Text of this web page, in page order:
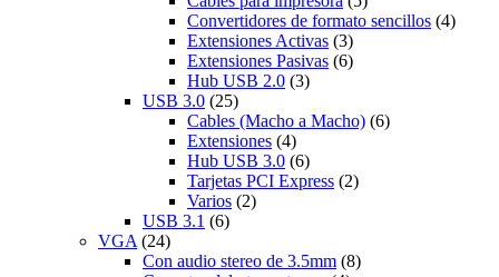
Convertidores de formato sencillos (4)
Extensiones Activas (3)
Extensiones Pasivas (6)
Hub USB 2.0 (3)
USB 3.0 (25)
Cables (Macho a Macho) (6)
Extensiones (4)
Hub USB 3.0 (6)
Tarjetas PCI Express (2)
Varios (2)
USB 3.1 (6)
VGA (24)
Con audio stereo de 3.5mm (8)